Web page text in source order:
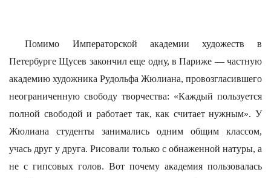
Помимо Императорской академии художеств в
Петербурге Щусев закончил еще одну, в Париже — частную
академию художника Рудольфа Жюлиана, провозгласившего
неограниченную свободу творчества: «Каждый пользуется
полной свободой и работает так, как считает нужным». У
Жюлиана студенты занимались одним общим классом,
учась друг у друга. Рисовали только с обнаженной натуры, а
не с гипсовых голов. Вот почему академия пользовалась